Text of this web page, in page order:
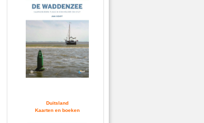
Duitsland
Kaarten en boeken